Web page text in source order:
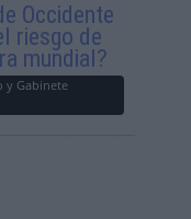
Occidente
riesgo de
mundial?
y Gabinete